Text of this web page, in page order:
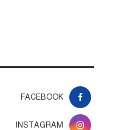
FACEBOOK
INSTAGRAM